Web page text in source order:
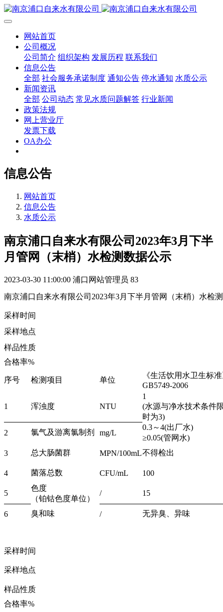
网站首页
公司概况
公司简介 组织架构 发展历程 联系我们
信息公告
全部 社会服务承诺制度 通知公告 停水通知 水质公示
新闻资讯
全部 公司动态 常见水质问题解答 行业新闻
政策法规
网上营业厅
发票下载
OA办公
信息公告
网站首页
信息公告
水质公示
南京浦口自来水有限公司2023年3月下半
月管网（末梢）水检测数据公示
2023-03-30 11:00:00 浦口网站管理员 83
南京浦口自来水有限公司2023年3月下半月管网（末梢）水检
采样时间
采样地点
样品性质
合格率%
序号 检测项目 单位
《生活饮用水卫生标
GB5749-2006
1 浑浊度 NTU
1
(水源与净水技术条件
时为3)
2
氯气及游离氯制剂 mg/L
0.3～4(出厂水)
≥0.05(管网水)
3
总大肠菌群 MPN/100mL不得检出
4 菌落总数 CFU/mL 100
5
色度
/ 15
（铂钴色度单位）
6
臭和味 / 无异臭、异味
采样时间
采样地点
样品性质
合格率%